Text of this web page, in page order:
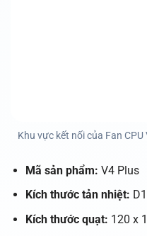
Khu vực kết nối của Fan CPU
Mã sản phẩm: V4 Plus
Kích thước tản nhiệt:
Kích thước quạt: 120 x